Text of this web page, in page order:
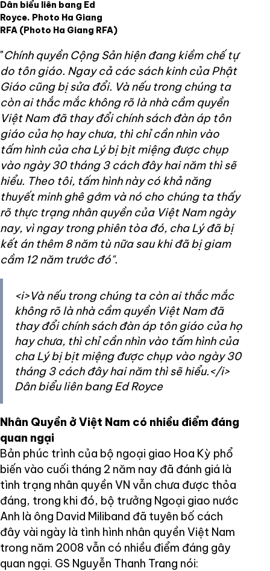
Dân biểu liên bang Ed
Royce. Photo Ha Giang
RFA (Photo Ha Giang RFA)
"Chính quyền Cộng Sản hiện đang kiềm chế tự
do tôn giáo. Ngay cả các sách kinh của Phật
Giáo cũng bị sửa đổi. Và nếu trong chúng ta
còn ai thắc mắc không rõ là nhà cầm quyền
Việt Nam đã thay đổi chính sách đàn áp tôn
giáo của họ hay chưa, thì chỉ cần nhìn vào
tấm hình của cha Lý bị bịt miệng được chụp
vào ngày 30 tháng 3 cách đây hai năm thì sẽ
hiểu. Theo tôi, tấm hình này có khả năng
thuyết minh ghê gớm và nó cho chúng ta thấy
rõ thực trạng nhân quyền của Việt Nam ngày
nay, vì ngay trong phiên tòa đó, cha Lý đã bị
kết án thêm 8 năm tù nữa sau khi đã bị giam
cầm 12 năm trước đó".
<i>Và nếu trong chúng ta còn ai thắc mắc
không rõ là nhà cầm quyền Việt Nam đã
thay đổi chính sách đàn áp tôn giáo của họ
hay chưa, thì chỉ cần nhìn vào tấm hình của
cha Lý bị bịt miệng được chụp vào ngày 30
tháng 3 cách đây hai năm thì sẽ hiểu.</i>
Dân biểu liên bang Ed Royce
Nhân Quyền ở Việt Nam có nhiều điểm đáng
quan ngại
Bản phúc trình của bộ ngoại giao Hoa Kỳ phổ
biến vào cuối tháng 2 năm nay đã đánh giá là
tình trạng nhân quyền VN vẫn chưa được thỏa
đáng, trong khi đó, bộ trưởng Ngoại giao nước
Anh là ông David Miliband đã tuyên bố cách
đây vài ngày là tình hình nhân quyền Việt Nam
trong năm 2008 vẫn có nhiều điểm đáng gây
quan ngại. GS Nguyễn Thanh Trang nói: